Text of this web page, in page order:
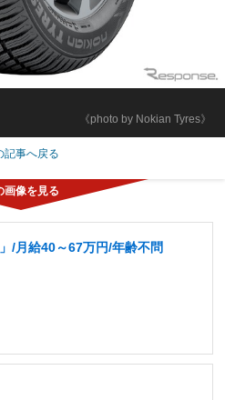
《photo by Nokian Tyres》
記事へ戻る
/月給40～67万円/年齢不問